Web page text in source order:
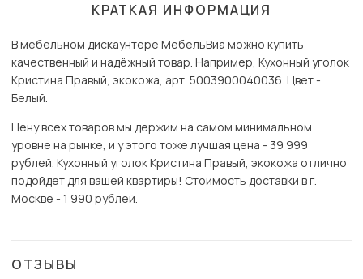
КРАТКАЯ ИНФОРМАЦИЯ
В мебельном дискаунтере МебельВиа можно купить
качественный и надёжный товар. Например, Кухонный уголок
Кристина Правый, экокожа, арт. 5003900040036. Цвет -
Белый.
Цену всех товаров мы держим на самом минимальном
уровне на рынке, и у этого тоже лучшая цена - 39 999
рублей. Кухонный уголок Кристина Правый, экокожа отлично
подойдет для вашей квартиры! Стоимость доставки в г.
Москве - 1 990 рублей.
ОТЗЫВЫ